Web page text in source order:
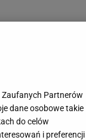
Zaufanych Partnerów
dane osobowe takie
do celów
i preferencji